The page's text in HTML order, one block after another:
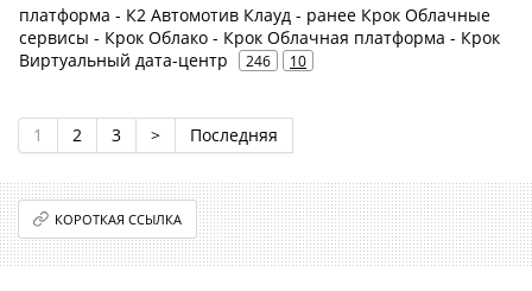
платформа - К2 Автомотив Клауд - ранее Крок Облачные
сервисы - Крок Облако - Крок Облачная платформа - Крок
Виртуальный дата-центр
246 10
1 2 3 > Последняя
КОРОТКАЯ ССЫЛКА